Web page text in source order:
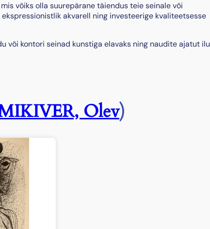
u
s
1
g
u
võiks olla suurepärane täiendus teie seinale või
akvarell ning investeerige kvaliteetsesse
või kontori seinad kunstiga elavaks ning naudite ajatut ilu
Olev)